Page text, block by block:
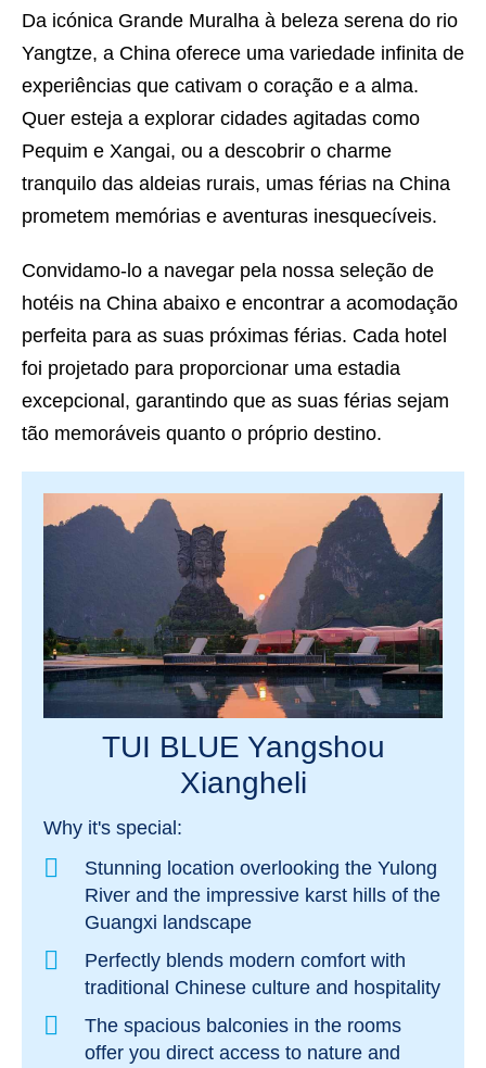
Da icónica Grande Muralha à beleza serena do rio
Yangtze, a China oferece uma variedade infinita de
experiências que cativam o coração e a alma.
Quer esteja a explorar cidades agitadas como
Pequim e Xangai, ou a descobrir o charme
tranquilo das aldeias rurais, umas férias na China
prometem memórias e aventuras inesquecíveis.
Convidamo-lo a navegar pela nossa seleção de
hotéis na China abaixo e encontrar a acomodação
perfeita para as suas próximas férias. Cada hotel
foi projetado para proporcionar uma estadia
excepcional, garantindo que as suas férias sejam
tão memoráveis quanto o próprio destino.
TUI BLUE Yangshou
Xiangheli
Why it's special:
Stunning location overlooking the Yulong
River and the impressive karst hills of the
Guangxi landscape
Perfectly blends modern comfort with
traditional Chinese culture and hospitality
The spacious balconies in the rooms
offer you direct access to nature and